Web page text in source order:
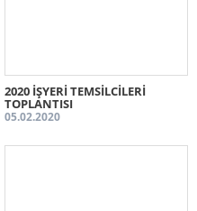
2020 İŞYERİ TEMSİLCİLERİ
TOPLANTISI
05.02.2020